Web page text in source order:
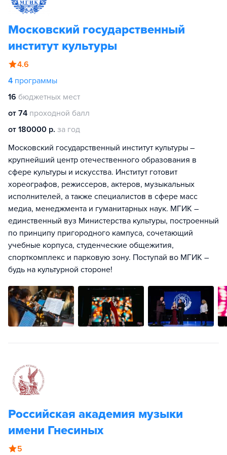
Московский государственный
институт культуры
4.6
4 программы
16 бюджетных мест
от 74 проходной балл
от 180000 р. за год
Московский государственный институт культуры –
крупнейший центр отечественного образования в
сфере культуры и искусства. Институт готовит
хореографов, режиссеров, актеров, музыкальных
исполнителей, а также специалистов в сфере масс
медиа, менеджмента и гуманитарных наук. МГИК –
единственный вуз Министерства культуры, построенный
по принципу пригородного кампуса, сочетающий
учебные корпуса, студенческие общежития,
спорткомплекс и парковую зону. Поступай во МГИК –
будь на культурной стороне!
Российская академия музыки
имени Гнесиных
5